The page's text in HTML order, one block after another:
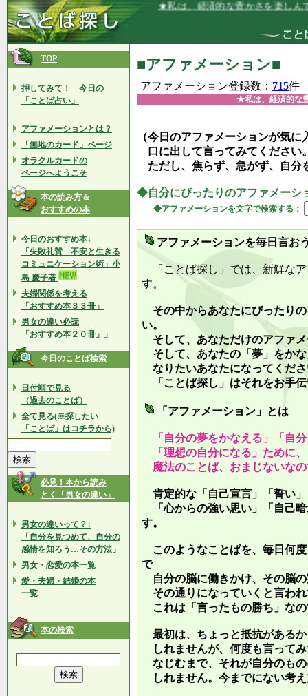
★私は、経済的な豊かさを楽しんでいま
TOP
押してみて！ 今日の
「ことば占い」
アファメーションとは？
「無地のカード」ページ
オラクルカードの
ページへようこそ
本の読み方＆
おすすめの本
今日のおすすめ本↓
「失敗礼賛 不安と生きる
コミュニケーション術」小
島 慶子著
夫婦関係を考える
「おすすめ本３３冊」
男女の違い必読
「おすすめ本２０冊」」
今日のことば検索
日付順で見る
（過去のことば）
全て見る(※探したい
「ことば」はコチラから)
必見！本から読み
とく「男女の違い」
男女の違いって？↓
「自分を見つめて、自分の
感情を知ろう…その方法」
男女・恋愛の本一覧
愛・夫婦・結婚の本
一覧
本の検索
■アファメーション■
アファメーション登録数： 715件
★私は、経済的な
（今日のアファメーションが気
口に出して言ってみてください
ただし、焦らず、急がず、自分
◆自分にぴったりのアファメーシ
◆アファメーションを文字で検索する：
アファメーションを毎日言お
「ことば探し」では、新鮮な
す。
その中からあなたにぴったり
い。
そして、あなただけのアファ
そして、あなたの「夢」をか
なりたいあなたになってくだ
「ことば探し」はそれをお手
「アファメーション」とは
「自分の夢をかなえる」「自
「理想の自分になる」ために
魔法のことば、おまじないな
肯定的な「自己宣言」「誓い
「心からの強い思い」「自己
す。
このようなことばを、毎日何
で
自分の脳に働きかけ、その脳
その通りになっていくと言わ
これは「言ったもの勝ち」な
最初は、ちょっと抵抗がある
しれませんが、何度も言って
なじむまで、それが自分のも
しれません。今までにない考